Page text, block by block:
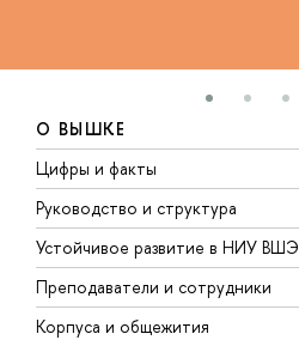
О ВЫШКЕ
Цифры и факты
Руководство и структура
Устойчивое развитие в НИУ ВШЭ
Преподаватели и сотрудники
Корпуса и общежития